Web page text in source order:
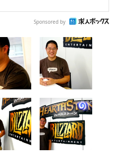
Sponsored by